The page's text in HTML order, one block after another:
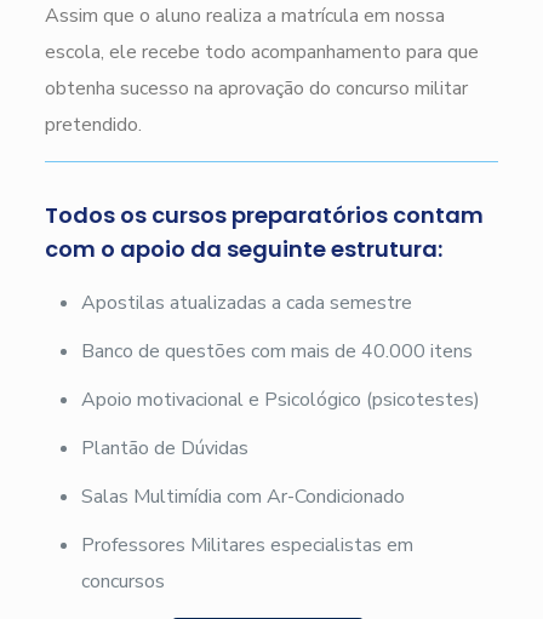
Assim que o aluno realiza a matrícula em nossa
escola, ele recebe todo acompanhamento para que
obtenha sucesso na aprovação do concurso militar
pretendido.
Todos os cursos preparatórios contam
com o apoio da seguinte estrutura:
Apostilas atualizadas a cada semestre
Banco de questões com mais de 40.000 itens
Apoio motivacional e Psicológico (psicotestes)
Plantão de Dúvidas
Salas Multimídia com Ar-Condicionado
Professores Militares especialistas em
concursos